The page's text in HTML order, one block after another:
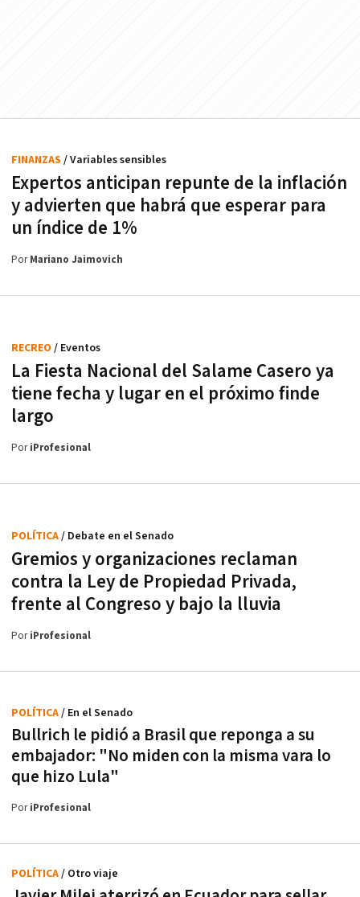
Expertos anticipan repunte de la inflación
y advierten que habrá que esperar para
un índice de 1%
FINANZAS / Variables sensibles
PorMariano Jaimovich
La Fiesta Nacional del Salame Casero ya
tiene fecha y lugar en el próximo finde
largo
RECREO / Eventos
PoriProfesional
Gremios y organizaciones reclaman
contra la Ley de Propiedad Privada,
frente al Congreso y bajo la lluvia
POLÍTICA/ Debate en el Senado
PoriProfesional
Bullrich le pidió a Brasil que reponga a su
embajador: "No miden con la misma vara lo
que hizo Lula"
POLÍTICA/ En el Senado
PoriProfesional
POLÍTICA/ Otro viaje